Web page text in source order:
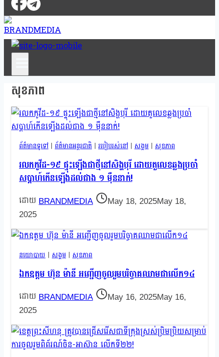
សុខភាព
ព័ត៌មានទូទៅ | ព័ត៌មានអន្តរជាតិ | របៀបរស់នៅ | សង្គម | សុខភាព
រលកកូវីដ-១៩ ផ្ទុះឡើងជាថ្មីនៅសិង្ហបុរី ដោយតួលេខឆ្លងប្រចាំ
សប្ដាហ៍កើនឡើងដល់ជាង ១ ម៉ឺននាក់!
BRANDMEDIA May 18, 2025May 18,
2025
នយោបាយ | សង្គម | សុខភាព
ឯកឧត្តម ហ៊ុន ម៉ានី អញ្ជើញចូលរួមបរិច្ចាគឈាមជាលើក១៤
BRANDMEDIA May 16, 2025May 16,
2025